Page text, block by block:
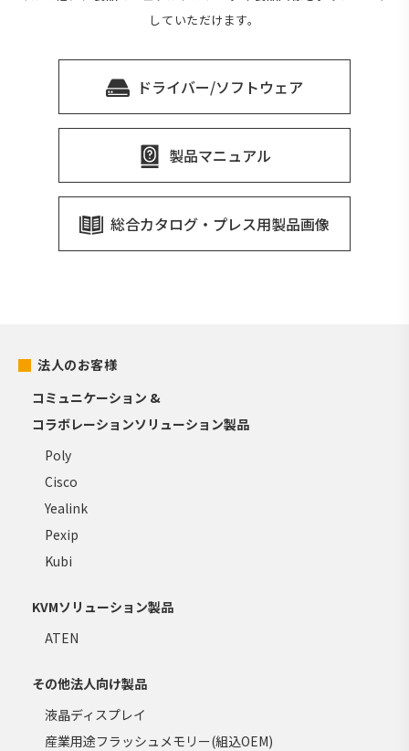
していただけます。
ドライバー/ソフトウェア
製品マニュアル
総合カタログ・プレス用製品画像
法人のお客様
コミュニケーション &
コラボレーションソリューション製品
Poly
Cisco
Yealink
Pexip
Kubi
KVMソリューション製品
ATEN
その他法人向け製品
液晶ディスプレイ
産業用途フラッシュメモリー(組込OEM)